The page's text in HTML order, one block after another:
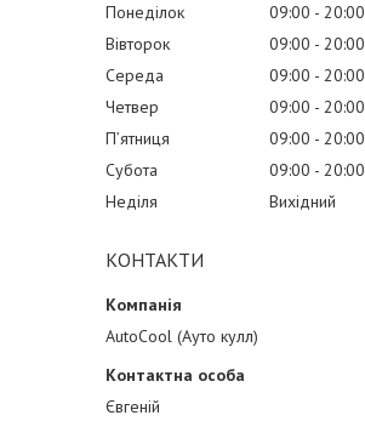
Понеділок 09:00
20:00
Вівторок
09:00
20:00
Середа
09:00
20:00
Четвер
09:00
20:00
Пʼятниця
09:00
20:00
Субота
09:00
20:00
Неділя
Вихідний
КОНТАКТИ
AutoCool (Ауто кулл)
Євгеній